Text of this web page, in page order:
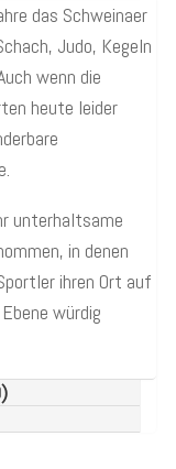
das Schweinaer
Judo, Kegeln
wenn die
heute leider
unterhaltsame
in denen
ihren Ort auf
würdig